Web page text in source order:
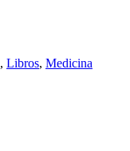
, Libros, Medicina